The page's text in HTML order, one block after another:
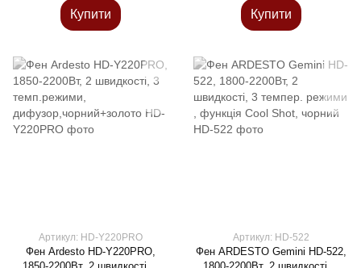
Купити Купити
Артикул: HD-Y220PRO
Фен Ardesto HD-Y220PRO,
Артикул: HD-522
Фен ARDESTO Gemini HD-522,